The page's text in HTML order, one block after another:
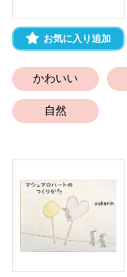
お気に入り追加
かわいい
自然